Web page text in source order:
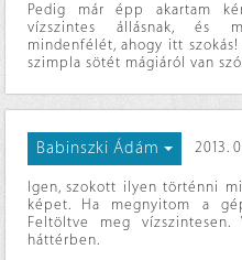
Pedig már épp akartam
vízszintes állásnak, és
mindenfélét, ahogy itt
szimpla sötét mágiáról van
Babinszki Ádám 2013.
Igen, szokott ilyen történni
képet. Ha megnyitom a
Feltöltve meg
háttérben.